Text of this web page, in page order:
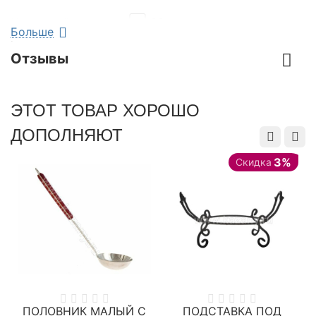
казана, см
электрической плиты
С крышкой
сковородой
Толщина стенок
Больше
Отзывы
ЭТОТ ТОВАР ХОРОШО
ДОПОЛНЯЮТ
ПОЛОВНИК МАЛЫЙ С
Скидка 3%
ПОДСТАВКА ПОД